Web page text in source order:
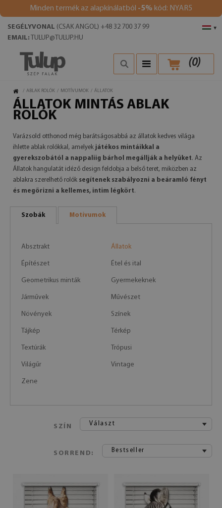
Minden termék az alapkínálatból -5% kód: NYAR5
▾
SEGÉLYVONAL (CSAK ANGOL) +48 32 700 37 99
EMAIL: TULUP@TULUP.HU
(0)
/ ABLAK ROLÓK / MOTÍVUMOK / ÁLLATOK
ÁLLATOK MINTÁS ABLAK
ROLÓK
Varázsold otthonod még barátságosabbá az állatok kedves világa
ihlette ablak rolókkal, amelyek játékos mintáikkal a
gyerekszobától a nappaliig bárhol megállják a helyüket. Az
Állatok hangulatát idéző design feldobja a belső teret, miközben az
ablakra szerelhető rolók segítenek szabályozni a beáramló fényt
és megőrizni a kellemes, intim légkört.
Szobák Motívumok
Absztrakt Állatok
Építészet Étel és ital
Geometrikus minták Gyermekeknek
Járművek Művészet
Növények Színek
Tájkép Térkép
Textúrák Trópusi
Világűr Vintage
Zene
SZÍN Választ
SORREND: Bestseller